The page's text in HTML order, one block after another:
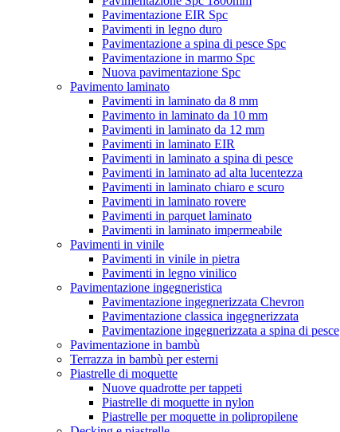
Pavimentazione EIR Spc
Pavimenti in legno duro
Pavimentazione a spina di pesce Spc
Pavimentazione in marmo Spc
Nuova pavimentazione Spc
Pavimento laminato
Pavimenti in laminato da 8 mm
Pavimento in laminato da 10 mm
Pavimenti in laminato da 12 mm
Pavimenti in laminato EIR
Pavimenti in laminato a spina di pesce
Pavimenti in laminato ad alta lucentezza
Pavimenti in laminato chiaro e scuro
Pavimenti in laminato rovere
Pavimenti in parquet laminato
Pavimenti in laminato impermeabile
Pavimenti in vinile
Pavimenti in vinile in pietra
Pavimenti in legno vinilico
Pavimentazione ingegneristica
Pavimentazione ingegnerizzata Chevron
Pavimentazione classica ingegnerizzata
Pavimentazione ingegnerizzata a spina di pesce
Pavimentazione in bambù
Terrazza in bambù per esterni
Piastrelle di moquette
Nuove quadrotte per tappeti
Piastrelle di moquette in nylon
Piastrelle per moquette in polipropilene